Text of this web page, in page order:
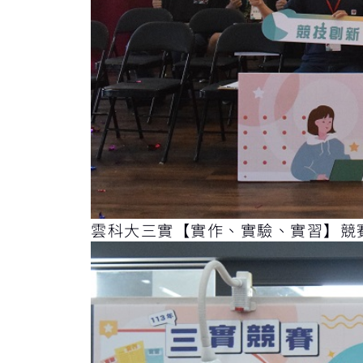
雲科大三實【實作、實驗、實習】競